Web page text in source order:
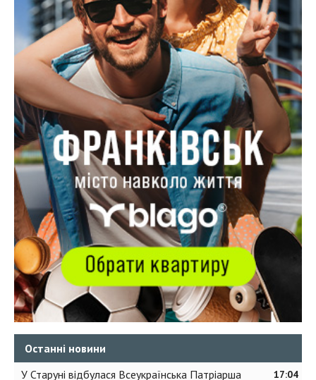
Останні новини
17:04
У Старуні відбулася Всеукраїнська Патріарша